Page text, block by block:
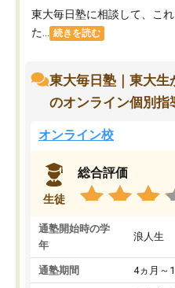
東大毎日塾に相談して、こ
た...
続きを読む
東大毎日塾｜東大生
のオンライン個別指
オンライン校
生徒
総合評価
通塾開始時の学
年
浪人生
通塾期間 4ヵ月～